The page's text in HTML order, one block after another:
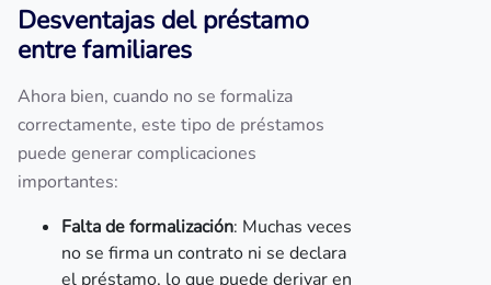
Desventajas del préstamo
entre familiares
Ahora bien, cuando no se formaliza
correctamente, este tipo de préstamos
puede generar complicaciones
importantes:
Falta de formalización: Muchas veces
no se firma un contrato ni se declara
el préstamo, lo que puede derivar en